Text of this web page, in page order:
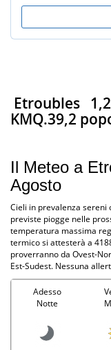
Etroubles
KMQ.39,2
Il Meteo a
Agosto
Cieli in prevalenza
previste piogge nelle
temperatura massima
termico si attesterà a
proverranno da Ovest-
Est-Sudest. Nessuna
Adesso
Notte